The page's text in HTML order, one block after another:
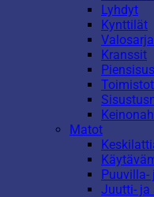
Lyhdyt
Kynttilät
Kranssit
Matot
Puuvilla-
Juutti- ja